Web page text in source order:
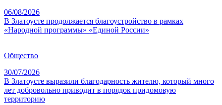
06/08/2026
В Златоусте продолжается благоустройство в рамках
«Народной программы» «Единой России»
Общество
30/07/2026
В Златоусте выразили благодарность жителю, который много
лет добровольно приводит в порядок придомовую
территорию